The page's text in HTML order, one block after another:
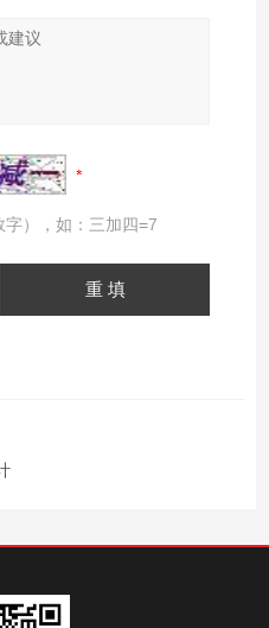
），如：三加四=7